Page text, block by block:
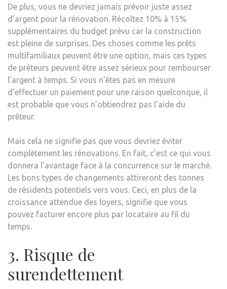
De plus, vous ne devriez jamais prévoir juste assez
d’argent pour la rénovation. Récoltez 10% à 15%
supplémentaires du budget prévu car la construction
est pleine de surprises. Des choses comme les prêts
multifamiliaux peuvent être une option, mais ces types
de prêteurs peuvent être assez sérieux pour rembourser
l’argent à temps. Si vous n’êtes pas en mesure
d’effectuer un paiement pour une raison quelconque, il
est probable que vous n’obtiendrez pas l’aide du
prêteur.
Mais cela ne signifie pas que vous devriez éviter
complètement les rénovations. En fait, c’est ce qui vous
donnera l’avantage face à la concurrence sur le marché.
Les bons types de changements attireront des tonnes
de résidents potentiels vers vous. Ceci, en plus de la
croissance attendue des loyers, signifie que vous
pouvez facturer encore plus par locataire au fil du
temps.
3. Risque de
surendettement